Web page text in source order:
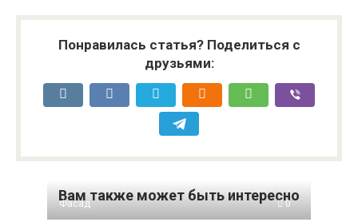
Понравилась статья? Поделиться с
друзьями:
Вам также может быть интересно
Фасад 0